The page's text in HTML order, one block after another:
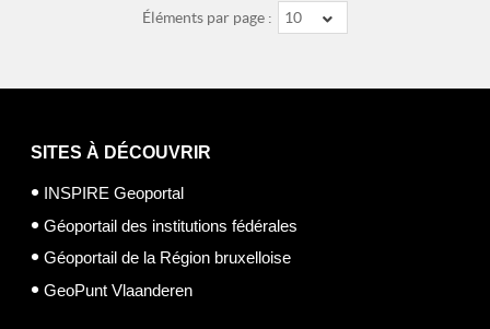
Éléments par page : 10
SITES À DÉCOUVRIR
INSPIRE Geoportal
Géoportail des institutions fédérales
Géoportail de la Région bruxelloise
GeoPunt Vlaanderen